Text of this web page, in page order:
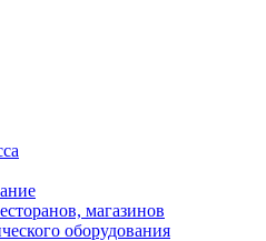
магазинов
оборудования